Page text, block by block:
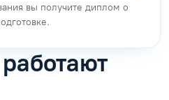
вы получите диплом о